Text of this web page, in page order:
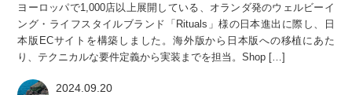
ヨーロッパで1,000店以上展開している、オランダ発のウェルビーイ
ング・ライフスタイルブランド「Rituals」様の日本進出に際し、日
本版ECサイトを構築しました。海外版から日本版への移植にあた
り、テクニカルな要件定義から実装までを担当。Shop […]
2024.09.20